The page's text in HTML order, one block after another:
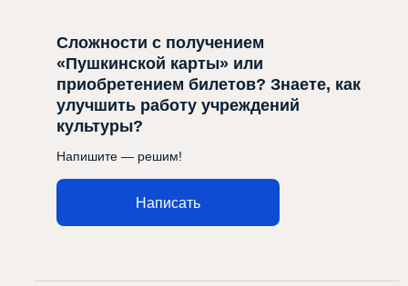
Сложности с получением
«Пушкинской карты» или
приобретением билетов? Знаете, как
улучшить работу учреждений
культуры?
Напишите — решим!
Написать